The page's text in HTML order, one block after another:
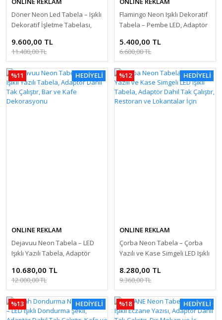
Döner Neon Led Tabela – Işıklı
Dekoratif İşletme Tabelası,
Dönerciler İçin Dikkat Çekici
Tabela
9.600,00 TL
11.400,00 TL
Flamingo Neon Işıklı Dekoratif
Tabela – Pembe LED, Adaptör
5.400,00 TL
6.600,00 TL
%11 HEDİYELİ
ONLINE REKLAM
Dejavuu Neon Tabela – LED
Işıklı Yazılı Tabela, Adaptör
Dekorasyonu
10.680,00 TL
12.000,00 TL
%12 HEDİYELİ
ONLINE REKLAM
Çorba Neon Tabela – Çorba
Yazılı ve Kase Simgeli LED Işıklı
Çalıştır, Restoran ve
Lokantalar İçin
8.280,00 TL
9.360,00 TL
%13 HEDİYELİ %18 HEDİYELİ